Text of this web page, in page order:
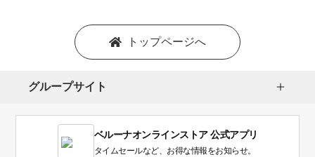
トップページへ
グループサイト
ベルーナオンラインストア 公式アプリ
タイムセールなど、お得な情報をお知らせ。